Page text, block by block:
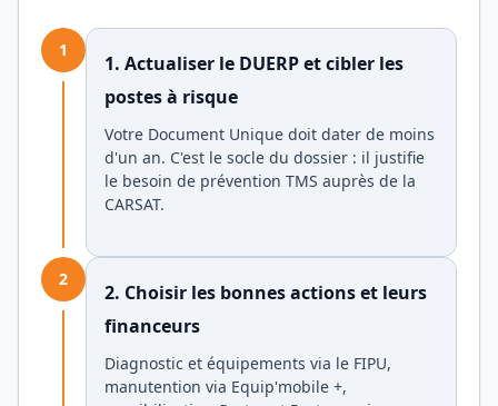
1
1. Actualiser le DUERP et cibler les
postes à risque
Votre Document Unique doit dater de moins
d'un an. C'est le socle du dossier : il justifie
le besoin de prévention TMS auprès de la
CARSAT.
2
2. Choisir les bonnes actions et leurs
financeurs
Diagnostic et équipements via le FIPU,
manutention via Equip'mobile +,